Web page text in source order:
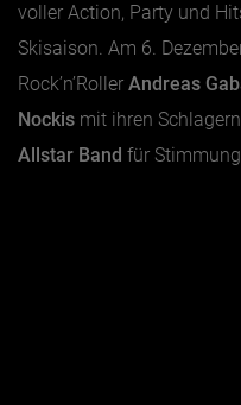
voller Action, Party und
Skisaison. Am 6.
Rock’n’Roller Andreas
Nockis mit ihren
Allstar Band für